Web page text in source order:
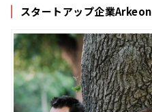
スタートアップ企業Arkeon